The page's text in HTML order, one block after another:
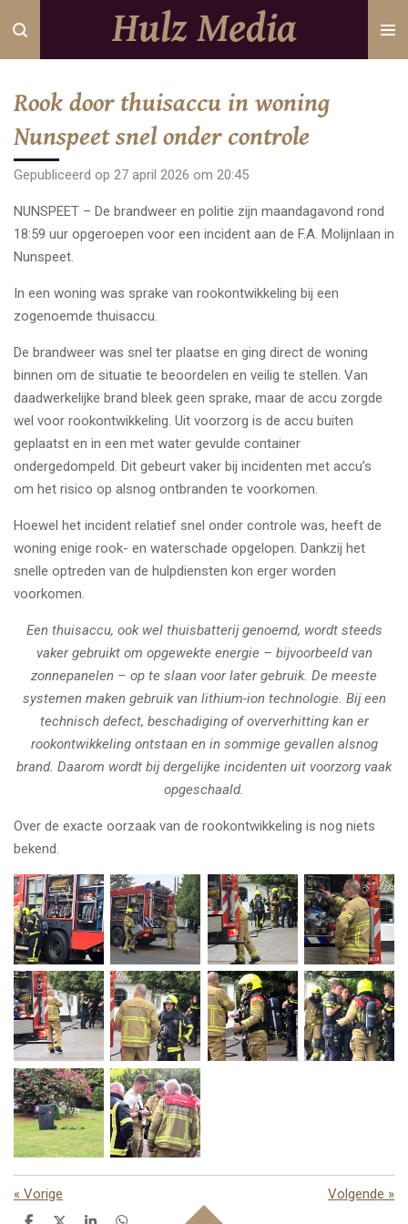
Ga
direct
hoofdinhoud
Hulz Media
Rook door thuisaccu in woning
Nunspeet snel onder controle
Gepubliceerd op 27 april 2026 om 20:45
NUNSPEET – De brandweer en politie zijn maandagavond rond
18:59 uur opgeroepen voor een incident aan de F.A. Molijnlaan in
Nunspeet.
In een woning was sprake van rookontwikkeling bij een
zogenoemde thuisaccu.
De brandweer was snel ter plaatse en ging direct de woning
binnen om de situatie te beoordelen en veilig te stellen. Van
daadwerkelijke brand bleek geen sprake, maar de accu zorgde
wel voor rookontwikkeling. Uit voorzorg is de accu buiten
geplaatst en in een met water gevulde container
ondergedompeld. Dit gebeurt vaker bij incidenten met accu’s
om het risico op alsnog ontbranden te voorkomen.
Hoewel het incident relatief snel onder controle was, heeft de
woning enige rook- en waterschade opgelopen. Dankzij het
snelle optreden van de hulpdiensten kon erger worden
voorkomen.
Een thuisaccu, ook wel thuisbatterij genoemd, wordt steeds
vaker gebruikt om opgewekte energie – bijvoorbeeld van
zonnepanelen – op te slaan voor later gebruik. De meeste
systemen maken gebruik van lithium-ion technologie. Bij een
technisch defect, beschadiging of oververhitting kan er
rookontwikkeling ontstaan en in sommige gevallen alsnog
brand. Daarom wordt bij dergelijke incidenten uit voorzorg vaak
opgeschaald.
Over de exacte oorzaak van de rookontwikkeling is nog niets
bekend.
« Vorige Volgende »